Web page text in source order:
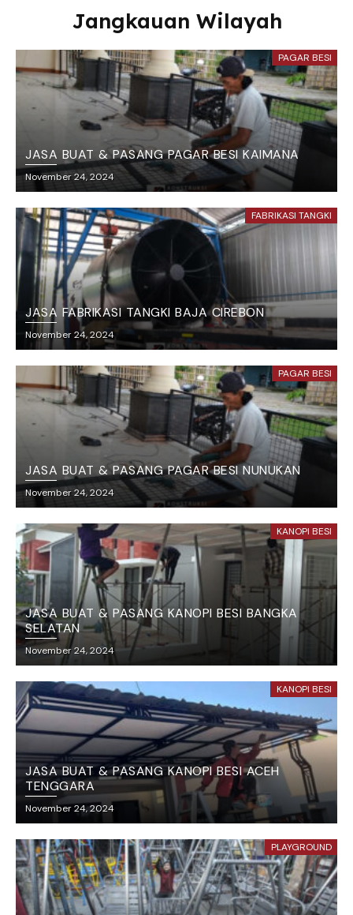
Jangkauan Wilayah
PAGAR BESI
JASA BUAT & PASANG PAGAR BESI KAIMANA
November 24, 2024
FABRIKASI TANGKI
JASA FABRIKASI TANGKI BAJA CIREBON
November 24, 2024
PAGAR BESI
JASA BUAT & PASANG PAGAR BESI NUNUKAN
November 24, 2024
KANOPI BESI
JASA BUAT & PASANG KANOPI BESI BANGKA
SELATAN
November 24, 2024
KANOPI BESI
JASA BUAT & PASANG KANOPI BESI ACEH
TENGGARA
November 24, 2024
PLAYGROUND